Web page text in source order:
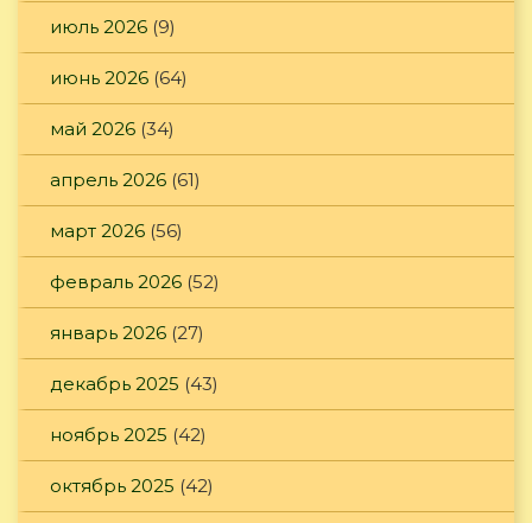
июль 2026 (9)
июнь 2026 (64)
май 2026 (34)
апрель 2026 (61)
март 2026 (56)
февраль 2026 (52)
январь 2026 (27)
декабрь 2025 (43)
ноябрь 2025 (42)
октябрь 2025 (42)